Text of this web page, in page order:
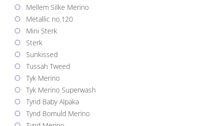
Mellem Silke Merino
Metallic no.120
Mini Sterk
Sterk
Sunkissed
Tussah Tweed
Tyk Merino
Tyk Merino Superwash
Tynd Baby Alpaka
Tynd Bomuld Merino